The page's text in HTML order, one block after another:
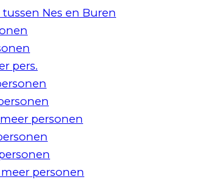
Nes en Buren
pers.
personen
personen